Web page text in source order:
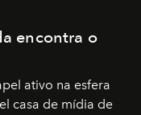
encontra o
ativo na esfera
casa de mídia de